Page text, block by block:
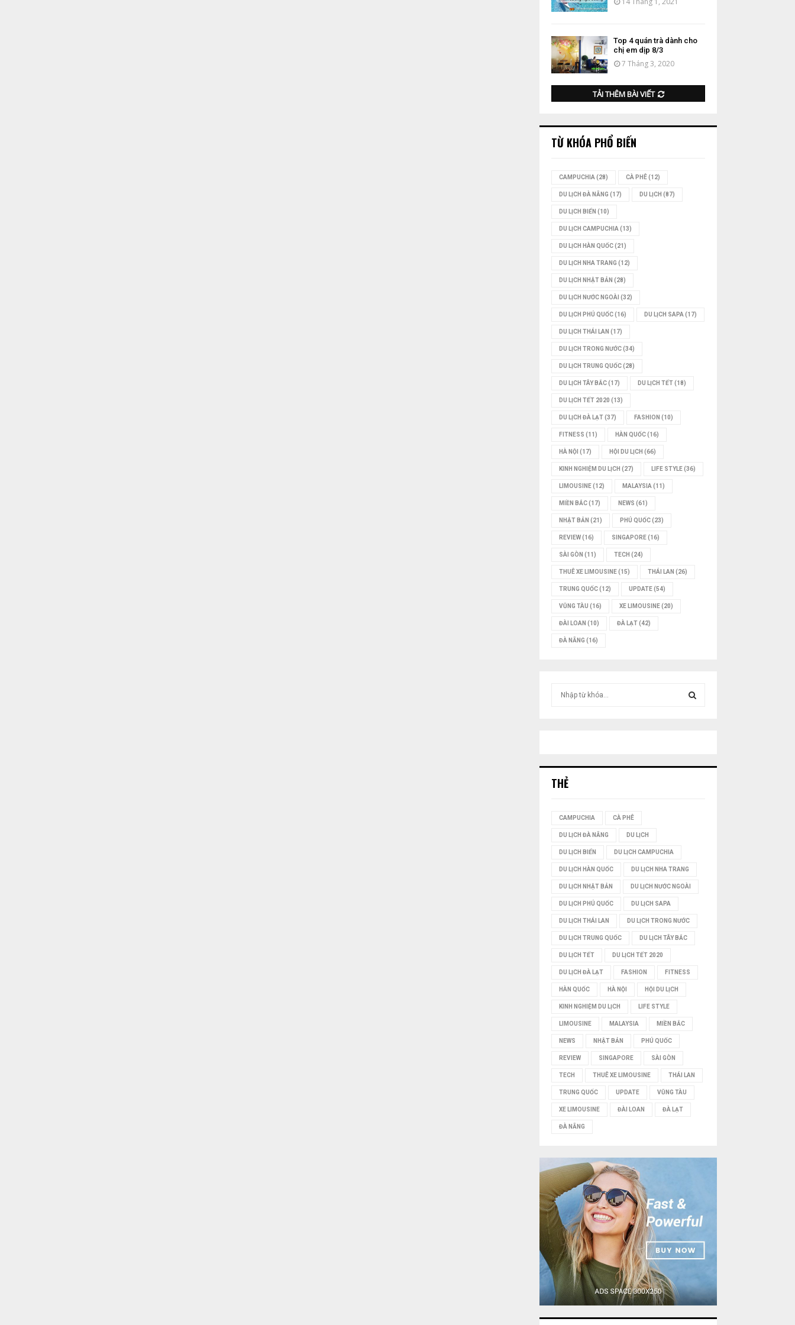
Top 4 quán trà dành cho
chị em dịp 8/3
7 Tháng 3, 2020
TẢI THÊM BÀI VIẾT
TỪ KHÓA PHỔ BIẾN
CAMPUCHIA (28) CÀ PHÊ(12)
DU LỊCH ĐÀ NẴNG (17) DU LỊCH (87)
DU LỊCH BIỂN (10)
DU LỊCH CAMPUCHIA (13)
DU LỊCH HÀN QUỐC(21)
DU LỊCH NHA TRANG (12)
DU LỊCH NHẬT BẢN (28)
DU LỊCH NƯỚC NGOÀI (32)
DU LỊCH PHÚ QUỐC(16) DU LỊCH SAPA (17)
DU LỊCH THÁI LAN (17)
DU LỊCH TRONG NƯỚC(34)
DU LỊCH TRUNG QUỐC(28)
DU LỊCH TÂY BẮC(17) DU LỊCH TẾT(18)
DU LỊCH TẾT 2020 (13)
DU LỊCH ĐÀ LẠT(37) FASHION (10)
FITNESS (11) HÀN QUỐC(16)
HÀ NỘI (17) HỘI DU LỊCH (66)
KINH NGHIỆM DU LỊCH (27) LIFE STYLE(36)
LIMOUSINE(12) MALAYSIA (11)
MIỀN BẮC(17) NEWS (61)
NHẬT BẢN (21) PHÚ QUỐC(23)
REVIEW(16) SINGAPORE(16)
SÀI GÒN (11) TECH (24)
THUÊ XE LIMOUSINE(15) THÁI LAN (26)
TRUNG QUỐC(12) UPDATE(54)
VŨNG TÀU (16) XE LIMOUSINE(20)
ĐÀI LOAN (10) ĐÀ LẠT(42)
ĐÀ NẴNG (16)
M
THẺ
CAMPUCHIA CÀ PHÊ
DU LỊCH ĐÀ NẴNG DU LỊCH
DU LỊCH BIỂN DU LỊCH CAMPUCHIA
DU LỊCH HÀN QUỐC DU LỊCH NHA TRANG
DU LỊCH NHẬT BẢN DU LỊCH NƯỚC NGOÀI
DU LỊCH PHÚ QUỐC DU LỊCH SAPA
DU LỊCH THÁI LAN DU LỊCH TRONG NƯỚC
DU LỊCH TRUNG QUỐC DU LỊCH TÂY BẮC
DU LỊCH TẾT DU LỊCH TẾT 2020
DU LỊCH ĐÀ LẠT FASHION FITNESS
HÀN QUỐC HÀ NỘI HỘI DU LỊCH
KINH NGHIỆM DU LỊCH LIFE STYLE
LIMOUSINE MALAYSIA MIỀN BẮC
NEWS NHẬT BẢN PHÚ QUỐC
REVIEW SINGAPORE SÀI GÒN
TECH THUÊ XE LIMOUSINE THÁI LAN
TRUNG QUỐC UPDATE VŨNG TÀU
XE LIMOUSINE ĐÀI LOAN ĐÀ LẠT
ĐÀ NẴNG